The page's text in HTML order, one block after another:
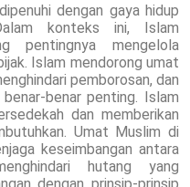
dengan gaya hidup
konteks ini, Islam
pentingnya mengelola
Islam mendorong umat
pemborosan, dan
benar penting. Islam
dan memberikan
Umat Muslim di
keseimbangan antara
hutang yang